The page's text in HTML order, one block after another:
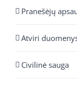
Pranešėjų
Atviri
Civilinė sauga